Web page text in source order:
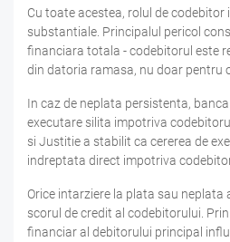
Cu toate acestea, rolul de codebitor
substantiale. Principalul pericol
financiara totala - codebitorul este
din datoria ramasa, nu doar pentru
In caz de neplata persistenta,
executare silita impotriva
si Justitie a stabilit ca cererea de
indreptata direct impotriva
Orice intarziere la plata sau
scorul de credit al codebitorului.
financiar al debitorului principal